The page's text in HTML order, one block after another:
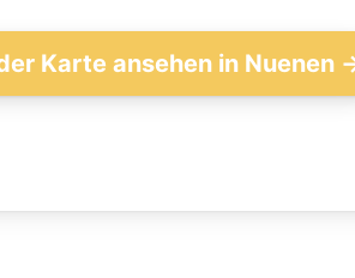
Karte ansehen in Nuenen